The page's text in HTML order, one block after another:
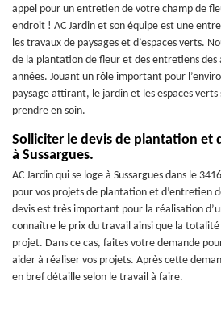
appel pour un entretien de votre champ de
endroit ! AC Jardin et son équipe est une
les travaux de paysages et d’espaces verts.
de la plantation de fleur et des entretiens des
années. Jouant un rôle important pour
paysage attirant, le jardin et les espaces
prendre en soin.
Solliciter le devis de plantation et
à Sussargues.
AC Jardin qui se loge à Sussargues dans le
pour vos projets de plantation et d’entretien
devis est très important pour la réalisation
connaître le prix du travail ainsi que la totalité
projet. Dans ce cas, faites votre demande
aider à réaliser vos projets. Après cette
en bref détaille selon le travail à faire.